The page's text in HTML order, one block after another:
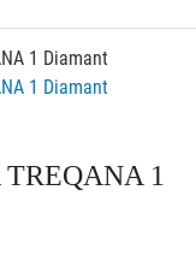
TREQANA 1